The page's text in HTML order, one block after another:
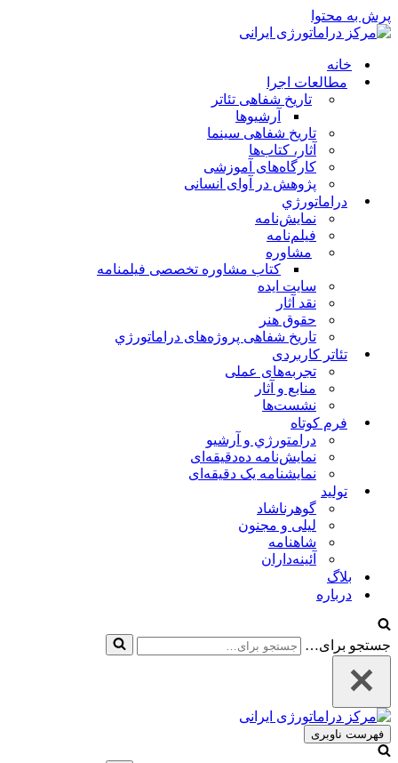
پرش به محتوا
خانه
مطالعات اجرا
تاریخ شفاهی تئاتر
آرشیوها
تاریخ شفاهی سینما
آثار، کتاب‌ها
کارگاه‌های آموزشی
پژوهش در آوای انسانی
دراماتورژي
نمایش‌نامه
فیلم‌نامه
مشاوره
کتاب مشاوره تخصصی فیلمنامه
سایت ایده
نقد آثار
حقوق هنر
تاریخ شفاهی پروژه‌های دراماتورژي
تئاتر کاربردی
تجربه‌های عملی
منابع و آثار
نشست‌ها
فرم کوتاه
درامتورژي و آرشیو
نمایش‌نامه ده‌دقیقه‌ای
نمایشنامه یک دقیقه‌ای
تولید
گوهرناشاد
لیلی و مجنون
شاهنامه
آئینه‌داران
بلاگ
درباره
جستجو برای…
فهرست ناوبری